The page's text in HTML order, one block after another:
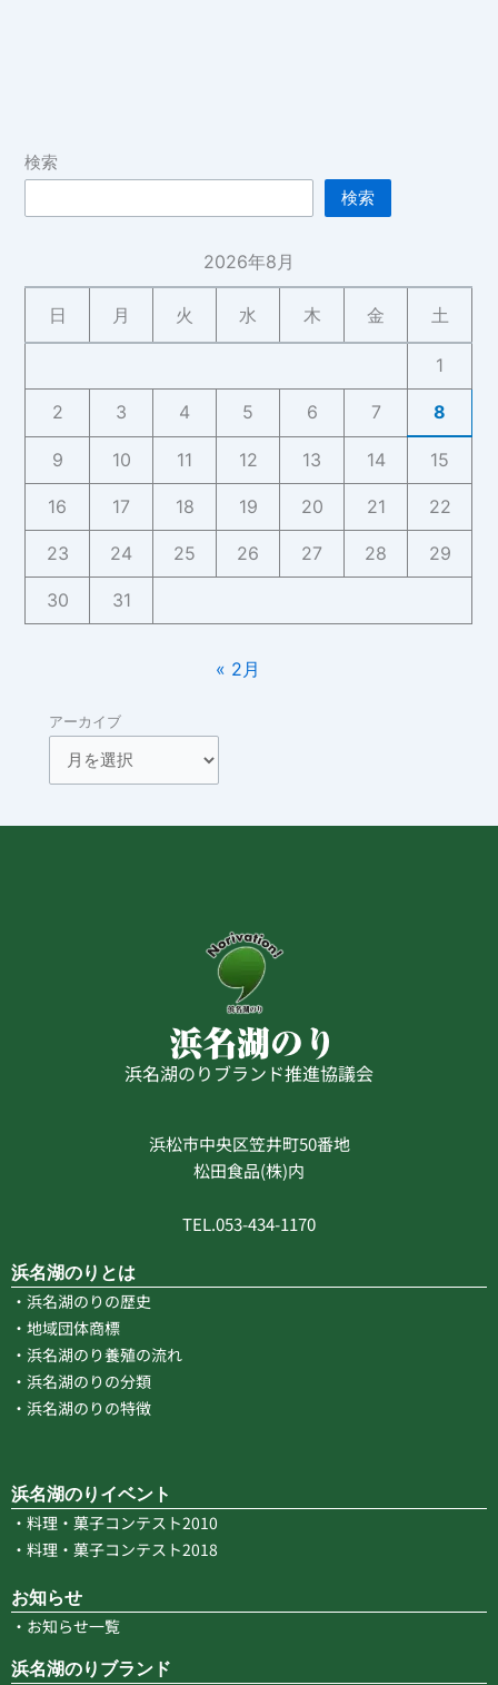
検索
検索
2026年8月
日 月 火 水 木 金 土
1
2 3 4 5 6 7 8
9 10 11 12 13 14 15
16 17 18 19 20 21 22
23 24 25 26 27 28 29
30 31
« 2月
アーカイブ
浜名湖のりブランド推進協議会
浜松市中央区笠井町50番地
松田食品(株)内
TEL.053-434-1170
浜名湖のりとは
・浜名湖のりの歴史
・地域団体商標
・浜名湖のり養殖の流れ
・浜名湖のりの分類
・浜名湖のりの特徴
浜名湖のりイベント
・料理・菓子コンテスト2010
・料理・菓子コンテスト2018
お知らせ
・お知らせ一覧
浜名湖のりブランド